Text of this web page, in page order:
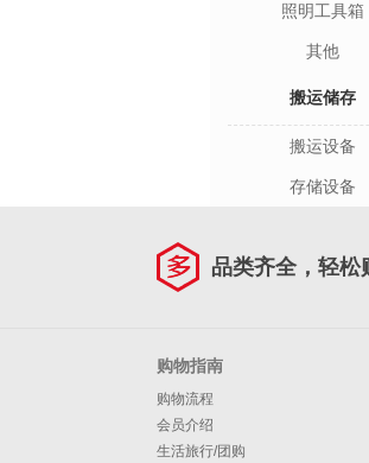
照明工具箱
其他
搬运储存
搬运设备
存储设备
品类齐全，轻松
购物指南
购物流程
会员介绍
生活旅行/团购